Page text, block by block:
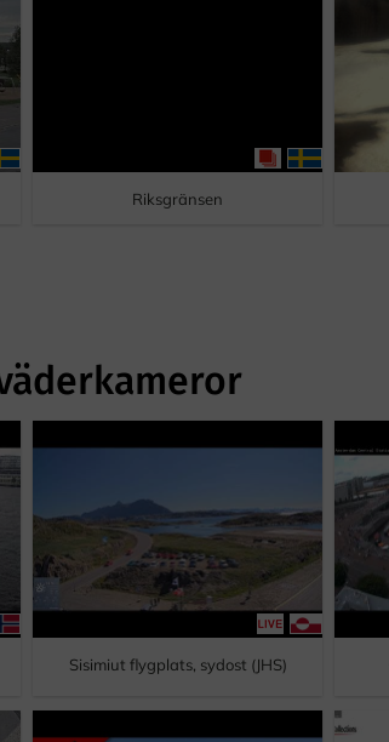
Riksgränsen
Sisimiut flygplats, sydost (JHS)